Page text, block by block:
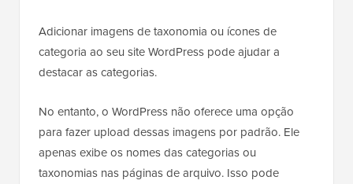
Adicionar imagens de taxonomia ou ícones de
categoria ao seu site WordPress pode ajudar a
destacar as categorias.
No entanto, o WordPress não oferece uma opção
para fazer upload dessas imagens por padrão. Ele
apenas exibe os nomes das categorias ou
taxonomias nas páginas de arquivo. Isso pode